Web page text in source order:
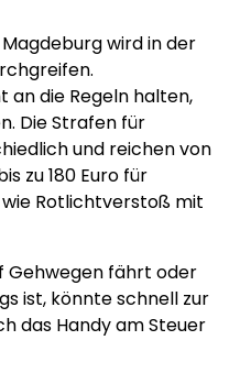
Magdeburg wird in der
an die Regeln halten,
Die Strafen für
und reichen von
zu 180 Euro für
Rotlichtverstoß mit
Gehwegen fährt oder
ist, könnte schnell zur
das Handy am Steuer